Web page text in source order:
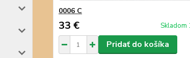
0006 C
33 € Skladom
Pridať do košíka